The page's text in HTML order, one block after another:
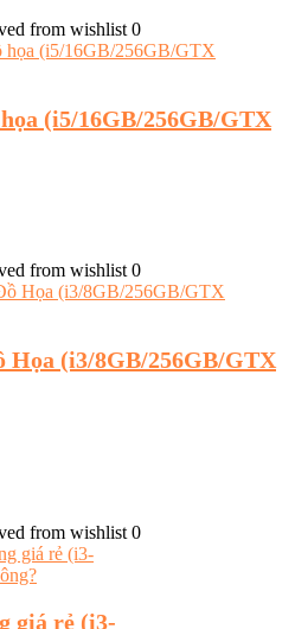
from wishlist 0
(i5/16GB/256GB/GTX
from wishlist 0
Họa (i3/8GB/256GB/GTX
from wishlist 0
giá rẻ (i3-